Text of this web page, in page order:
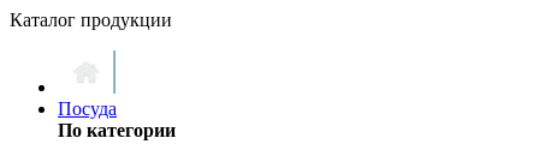
Каталог продукции
Посуда
По категории